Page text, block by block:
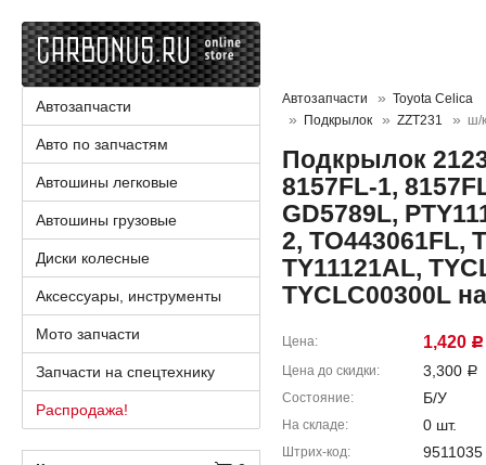
Автозапчасти
Toyota Celica
Подкрылок
ZZT231 ш/
Подкрылок
8157FL-1,
GD5789L,
2, TO443061FL,
TY11121AL,
TYCLC00300L
Цена 1,420 Р
Цена до скидки 3,300 Р
Состояние Б/У
На складе 0 шт.
Штрих-код 9511035
Автозапчасти
Авто по запчастям
Автошины легковые
Автошины грузовые
Диски колесные
Аксессуары, инструменты
Мото запчасти
Запчасти на спецтехнику
Распродажа!